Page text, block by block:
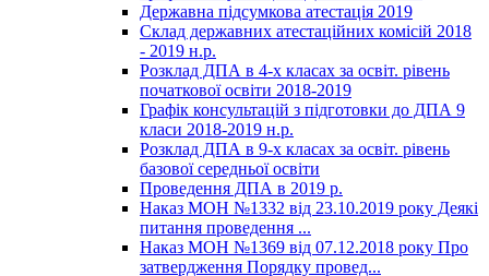
Державна підсумкова атестація 2019
Склад державних атестаційних комісій 2018
- 2019 н.р.
Розклад ДПА в 4-х класах за освіт. рівень
початкової освіти 2018-2019
Графік консультацій з підготовки до ДПА 9
класи 2018-2019 н.р.
Розклад ДПА в 9-х класах за освіт. рівень
базової середньої освіти
Проведення ДПА в 2019 р.
Наказ МОН №1332 від 23.10.2019 року Деякі
питання проведення ...
Наказ МОН №1369 від 07.12.2018 року Про
затвердження Порядку провед...